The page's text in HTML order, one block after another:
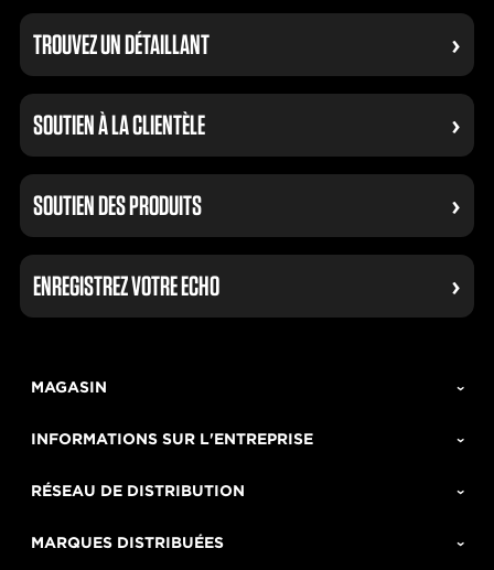
TROUVEZ UN DÉTAILLANT
SOUTIEN À LA CLIENTÈLE
SOUTIEN DES PRODUITS
ENREGISTREZ VOTRE ECHO
MAGASIN
INFORMATIONS SUR L'ENTREPRISE
RÉSEAU DE DISTRIBUTION
MARQUES DISTRIBUÉES